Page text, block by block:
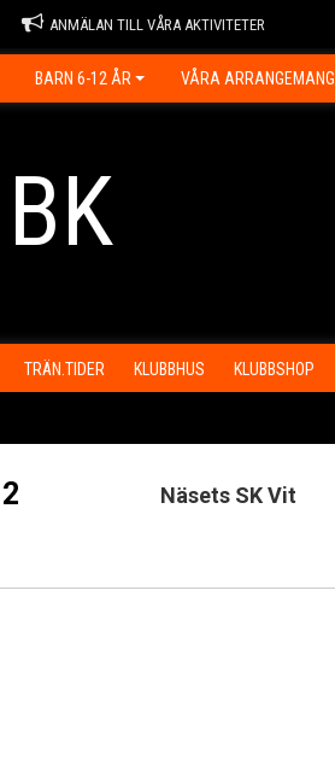
ANMÄLAN TILL VÅRA AKTIVITETER
BARN 6-12 ÅR VÅRA ARRANGEMANG
TRÄN.TIDER KLUBBHUS KLUBBSHOP
Näsets SK Vit